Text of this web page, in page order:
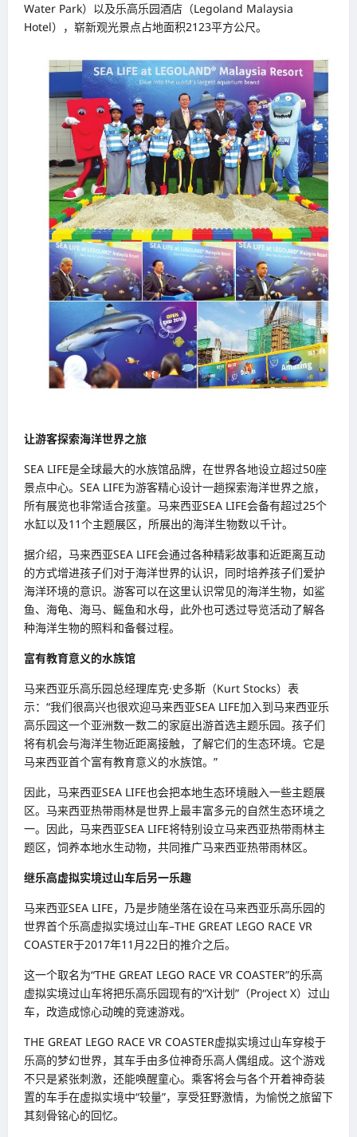
Water Park）以及乐高乐园酒店（Legoland Malaysia
Hotel），崭新观光景点占地面积2123平方公尺。
让游客探索海洋世界之旅
SEA LIFE是全球最大的水族馆品牌，在世界各地设立超过50座
景点中心。SEA LIFE为游客精心设计一趟探索海洋世界之旅，
所有展览也非常适合孩童。马来西亚SEA LIFE会备有超过25个
水缸以及11个主题展区，所展出的海洋生物数以千计。
据介绍，马来西亚SEA LIFE会通过各种精彩故事和近距离互动
的方式增进孩子们对于海洋世界的认识，同时培养孩子们爱护
海洋环境的意识。游客可以在这里认识常见的海洋生物，如鲨
鱼、海龟、海马、鳐鱼和水母，此外也可透过导览活动了解各
种海洋生物的照料和备餐过程。
富有教育意义的水族馆
马来西亚乐高乐园总经理库克·史多斯（Kurt Stocks）表
示：“我们很高兴也很欢迎马来西亚SEA LIFE加入到马来西亚乐
高乐园这一个亚洲数一数二的家庭出游首选主题乐园。孩子们
将有机会与海洋生物近距离接触，了解它们的生态环境。它是
马来西亚首个富有教育意义的水族馆。”
因此，马来西亚SEA LIFE也会把本地生态环境融入一些主题展
区。马来西亚热带雨林是世界上最丰富多元的自然生态环境之
一。因此，马来西亚SEA LIFE将特别设立马来西亚热带雨林主
题区，饲养本地水生动物，共同推广马来西亚热带雨林区。
继乐高虚拟实境过山车后另一乐趣
马来西亚SEA LIFE，乃是步随坐落在设在马来西亚乐高乐园的
世界首个乐高虚拟实境过山车–THE GREAT LEGO RACE VR
COASTER于2017年11月22日的推介之后。
这一个取名为“THE GREAT LEGO RACE VR COASTER”的乐高
虚拟实境过山车将把乐高乐园现有的“X计划”（Project X）过山
车，改造成惊心动魄的竞速游戏。
THE GREAT LEGO RACE VR COASTER虚拟实境过山车穿梭于
乐高的梦幻世界，其车手由多位神奇乐高人偶组成。这个游戏
不只是紧张刺激，还能唤醒童心。乘客将会与各个开着神奇装
置的车手在虚拟实境中“较量”，享受狂野激情，为愉悦之旅留下
其刻骨铭心的回忆。